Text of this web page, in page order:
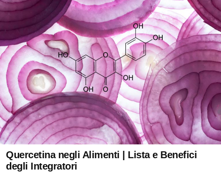
Quercetina negli Alimenti | Lista e Benefici
degli Integratori